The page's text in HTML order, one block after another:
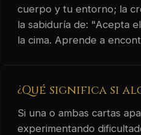
cuerpo y tu entorno; la
la sabiduría de: "Acepta
la cima. Aprende a
¿Qué significa si
Si una o ambas cartas
experimentando